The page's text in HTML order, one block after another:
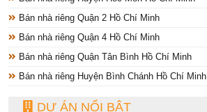
Bán nhà riêng Quận 2 Hồ Chí Minh
Bán nhà riêng Quận 4 Hồ Chí Minh
Bán nhà riêng Quận Tân Bình Hồ Chí Minh
Bán nhà riêng Huyện Bình Chánh Hồ Chí Minh
DỰ ÁN NỔI BẬT